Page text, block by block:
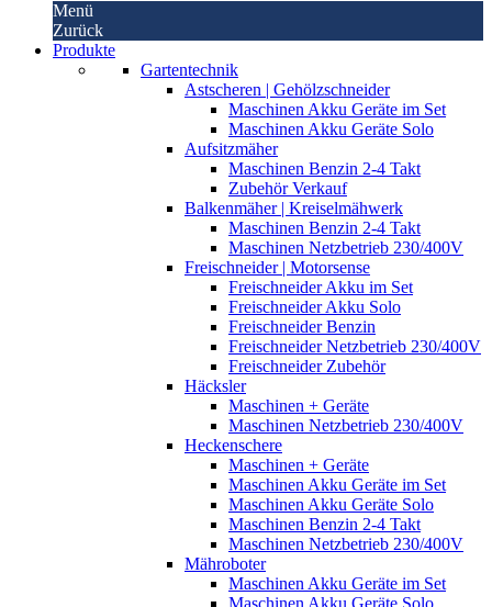
Menü
Zurück
Produkte
Gartentechnik
Astscheren | Gehölzschneider
Maschinen Akku Geräte im Set
Maschinen Akku Geräte Solo
Aufsitzmäher
Maschinen Benzin 2-4 Takt
Zubehör Verkauf
Balkenmäher | Kreiselmähwerk
Maschinen Benzin 2-4 Takt
Maschinen Netzbetrieb 230/400V
Freischneider | Motorsense
Freischneider Akku im Set
Freischneider Akku Solo
Freischneider Benzin
Freischneider Netzbetrieb 230/400V
Freischneider Zubehör
Häcksler
Maschinen + Geräte
Maschinen Netzbetrieb 230/400V
Heckenschere
Maschinen + Geräte
Maschinen Akku Geräte im Set
Maschinen Akku Geräte Solo
Maschinen Benzin 2-4 Takt
Maschinen Netzbetrieb 230/400V
Mähroboter
Maschinen Akku Geräte im Set
Maschinen Akku Geräte Solo